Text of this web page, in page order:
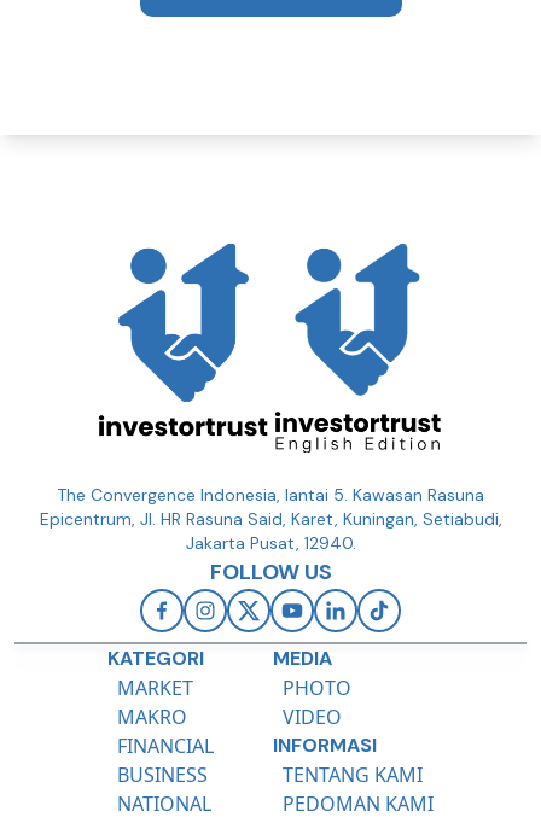
The Convergence Indonesia, lantai 5. Kawasan Rasuna
Epicentrum, Jl. HR Rasuna Said, Karet, Kuningan, Setiabudi,
Jakarta Pusat, 12940.
FOLLOW US
KATEGORI
MARKET
MAKRO
FINANCIAL
BUSINESS
NATIONAL
MEDIA
PHOTO
VIDEO
INFORMASI
TENTANG KAMI
PEDOMAN KAMI